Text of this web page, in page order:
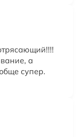
а
супер.